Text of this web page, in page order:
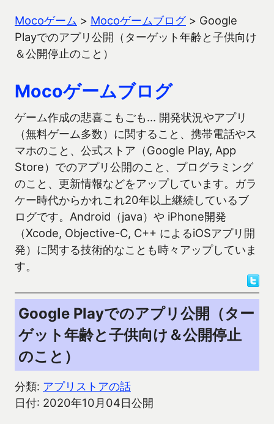
Mocoゲーム > Mocoゲームブログ> Google
Playでのアプリ公開（ターゲット年齢と子供向け
＆公開停止のこと）
Mocoゲームブログ
ゲーム作成の悲喜こもごも… 開発状況やアプリ
（無料ゲーム多数）に関すること、携帯電話やス
マホのこと、公式ストア（Google Play, App
Store）でのアプリ公開のこと、プログラミング
のこと、更新情報などをアップしています。ガラ
ケー時代からかれこれ20年以上継続しているブ
ログです。Android（java）や iPhone開発
（Xcode, Objective-C, C++ によるiOSアプリ開
発）に関する技術的なことも時々アップしていま
す。
Google Playでのアプリ公開（ター
ゲット年齢と子供向け＆公開停止
のこと）
分類: アプリストアの話
日付: 2020年10月04日公開